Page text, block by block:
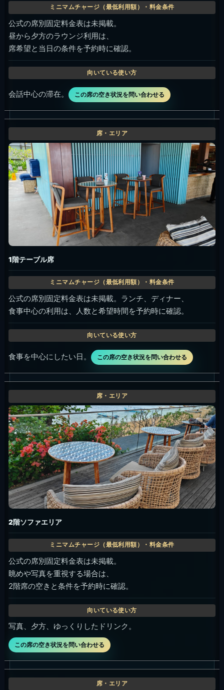
公式の席別固定料金表は未掲載。
昼から夕方のラウンジ利用は、
席希望と当日の条件を予約時に確認。
会話中心の滞在。 この席の空き状況を問い合わせる
1階テーブル席
公式の席別固定料金表は未掲載。ランチ、ディナー、
食事中心の利用は、人数と希望時間を予約時に確認。
食事を中心にしたい日。 この席の空き状況を問い合わせる
2階ソファエリア
公式の席別固定料金表は未掲載。
眺めや写真を重視する場合は、
2階席の空きと条件を予約時に確認。
写真、夕方、ゆっくりしたドリンク。
この席の空き状況を問い合わせる